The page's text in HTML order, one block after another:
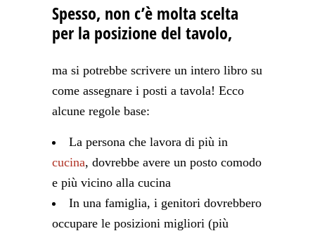
Spesso, non c’è molta scelta
per la posizione del tavolo,
ma si potrebbe scrivere un intero libro su
come assegnare i posti a tavola! Ecco
alcune regole base:
La persona che lavora di più in
cucina, dovrebbe avere un posto comodo
e più vicino alla cucina
In una famiglia, i genitori dovrebbero
occupare le posizioni migliori (più